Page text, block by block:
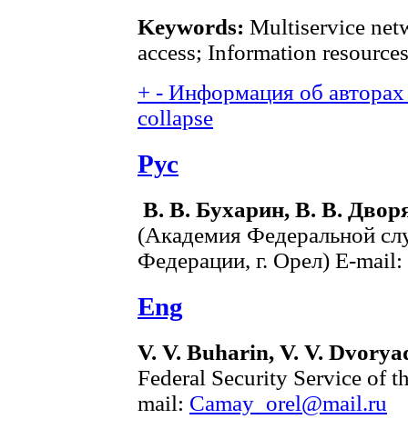
Keywords: Multiservice
access; Information
+ - Информация об
collapse
Рус
В. В. Бухарин, В. В.
(Академия Федеральной
Федерации, г. Орел) E-mail:
Eng
V. V. Buharin, V. V.
Federal Security Service of
mail: Camay_orel@mail.ru